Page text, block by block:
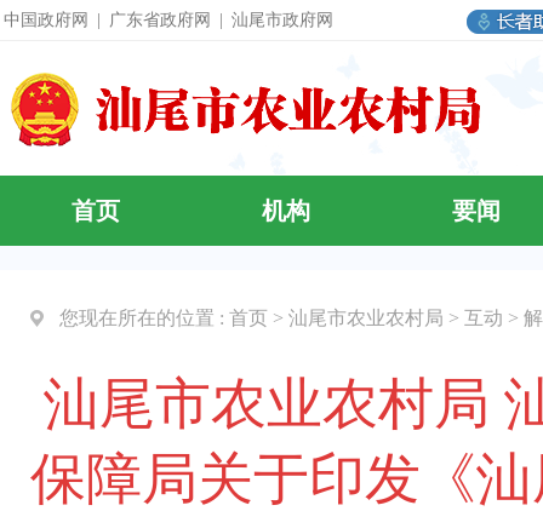
中国政府网 广东省政府网 汕尾市政府网
首页 机构 要闻
您现在所在的位置 : 首页 > 汕尾市农业农村局 > 互动 >
汕尾市农业农村局
保障局关于印发《